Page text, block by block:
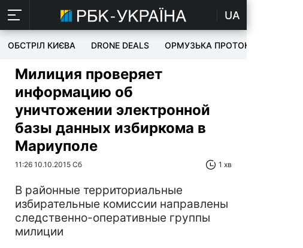
UA
ОБСТРІЛ КИЄВА DRONE DEALS ОРМУЗЬКА ПРОТОКА
Милиция проверяет
информацию об
уничтожении электронной
базы данных избиркома в
Мариуполе
11:26 10.10.2015 Сб 1 хв
В районные территориальные
избирательные комиссии направлены ​​
следственно-оперативные группы
милиции